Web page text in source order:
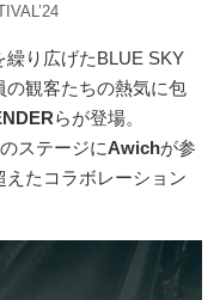
り広げたBLUE SKY
の観客たちの熱気に包
らが登場。
のステージにAwichが参
たコラボレーション